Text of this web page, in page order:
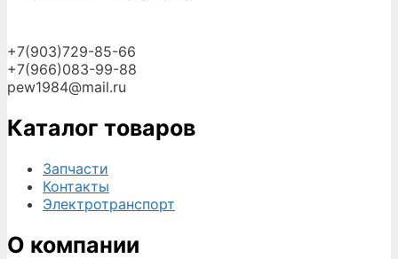
+7(903)729-85-66
+7(966)083-99-88
pew1984@mail.ru
Каталог товаров
Запчасти
Контакты
Электротранспорт
О компании